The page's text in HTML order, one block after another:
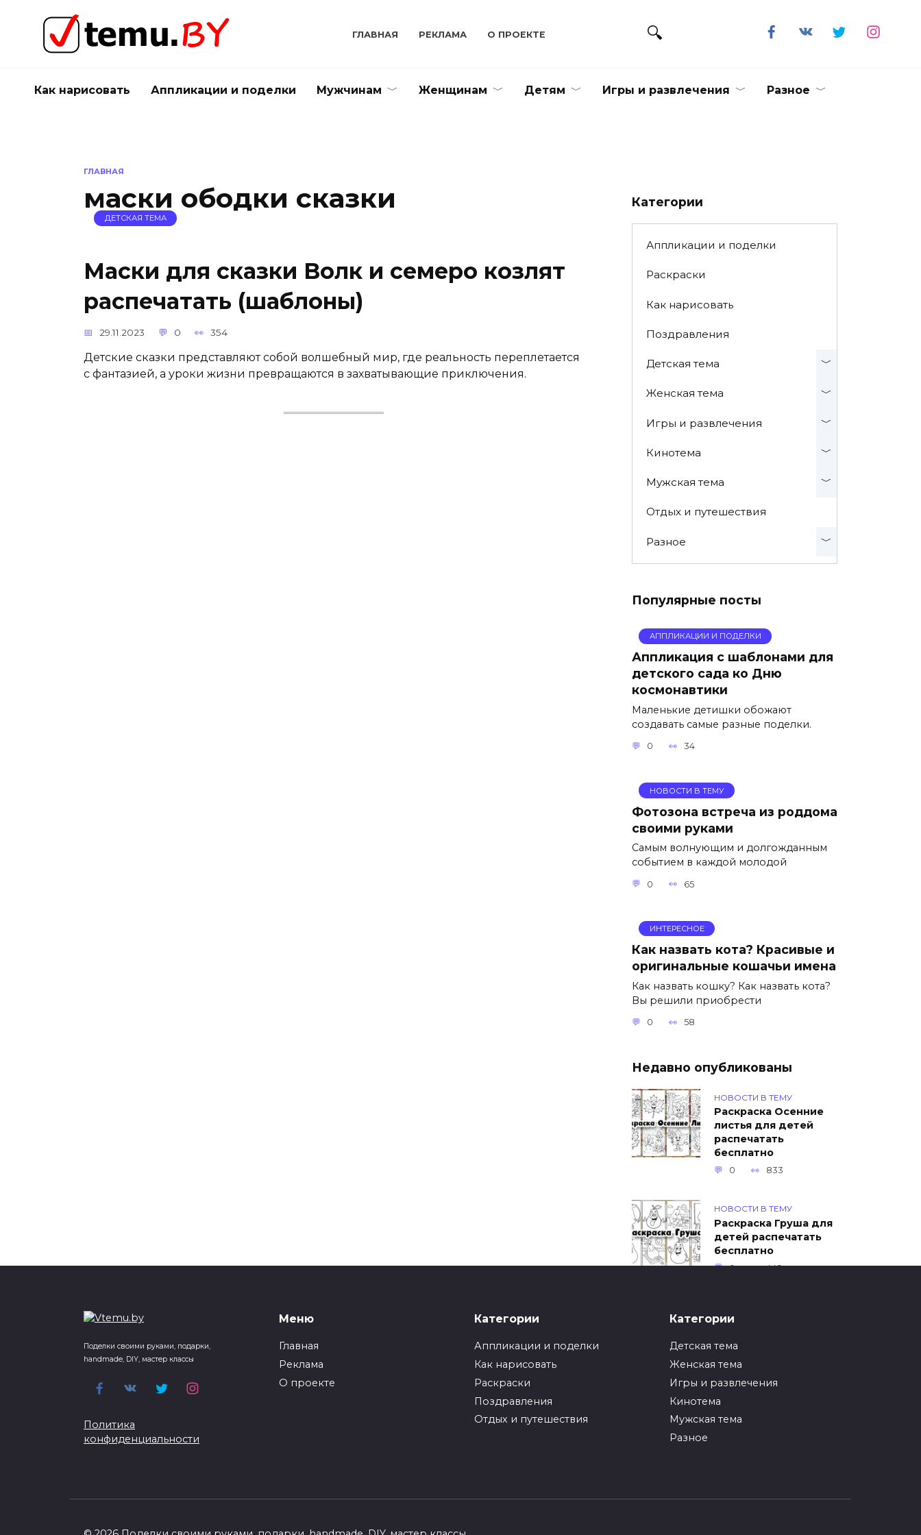
содержанию
ГЛАВНАЯ РЕКЛАМА О ПРОЕКТЕ
Как нарисовать Аппликации и поделки Мужчинам Женщинам Детям Игры и развлечения Разное
ГЛАВНАЯ
маски ободки сказки
ДЕТСКАЯ ТЕМА
Маски для сказки Волк и семеро козлят
распечатать (шаблоны)
29.11.2023 0 354
Детские сказки представляют собой волшебный мир, где реальность переплетается
с фантазией, а уроки жизни превращаются в захватывающие приключения.
Категории
Аппликации и поделки
Раскраски
Как нарисовать
Поздравления
Детская тема
Женская тема
Игры и развлечения
Кинотема
Мужская тема
Отдых и путешествия
Разное
Популярные посты
АППЛИКАЦИИ И ПОДЕЛКИ
Аппликация с шаблонами для
детского сада ко Дню
космонавтики
Маленькие детишки обожают
создавать самые разные поделки.
0 34
НОВОСТИ В ТЕМУ
Фотозона встреча из роддома
своими руками
Самым волнующим и долгожданным
событием в каждой молодой
0 65
ИНТЕРЕСНОЕ
Как назвать кота? Красивые и
оригинальные кошачьи имена
Как назвать кошку? Как назвать кота?
Вы решили приобрести
0 58
Недавно опубликованы
НОВОСТИ В ТЕМУ
Раскраска Осенние
листья для детей
распечатать
бесплатно
0 833
НОВОСТИ В ТЕМУ
Раскраска Груша для
детей распечатать
бесплатно
0 449
Как упаковать вещи
0
Как вырастить ананас
из верхушки в
Поделки своими руками, подарки,
handmade, DIY, мастер классы
Политика
конфиденциальности
Меню
Главная
Реклама
О проекте
Категории
Аппликации и поделки
Как нарисовать
Раскраски
Поздравления
Отдых и путешествия
Категории
Детская тема
Женская тема
Игры и развлечения
Кинотема
Мужская тема
Разное